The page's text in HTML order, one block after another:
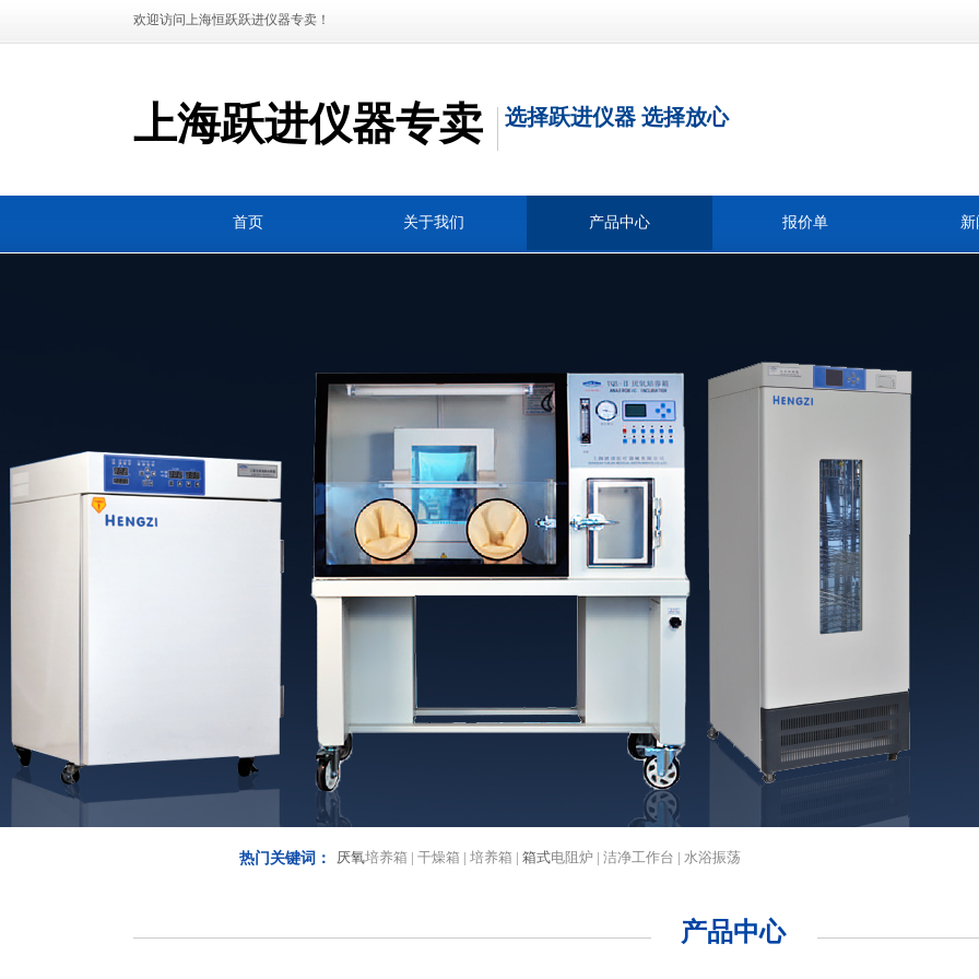
欢迎访问上海恒跃跃进仪器专卖！
上海跃进仪器专卖 选择跃进仪器 选择放心
首页 关于我们 产品中心 报价单
厌氧培养箱 | 干燥箱 | 培养箱 | 箱式电阻炉 | 洁净工作台 | 水浴振荡
热门关键词：
产品中心